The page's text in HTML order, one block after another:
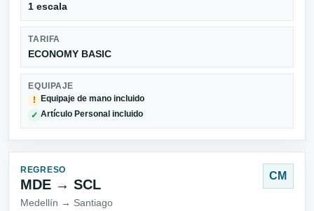
1 escala
TARIFA
ECONOMY BASIC
EQUIPAJE
!
Equipaje de mano incluido
✓ Artículo Personal incluido
REGRESO
MDE → SCL
Medellín → Santiago
CM